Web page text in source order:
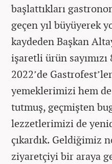
başlattıkları
geçen yıl büyüyerek
kaydeden Başkan
işaretli ürün
2022’de
yemeklerimizi hem
tutmuş, geçmişten
lezzetlerimizi de
çıkardık. Geldiğimiz
ziyaretçiyi bir araya